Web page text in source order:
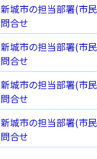
新城市の担当部署(市
問合せ
新城市の担当部署(市
問合せ
新城市の担当部署(市
問合せ
新城市の担当部署(市
問合せ